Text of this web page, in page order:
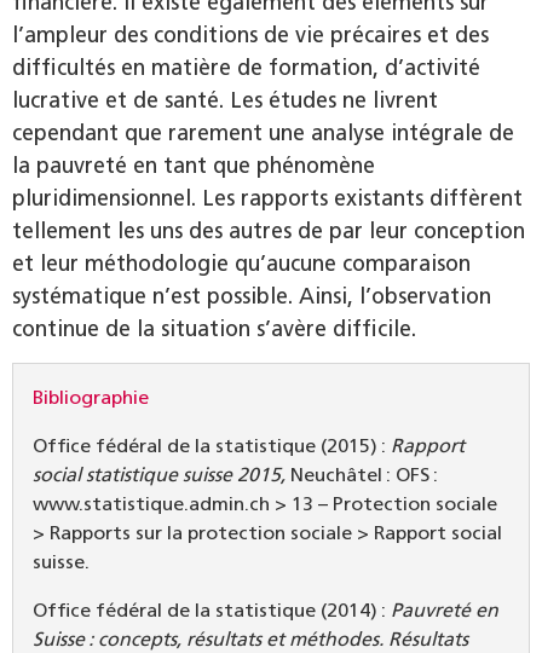
l’ampleur des conditions de vie précaires et des
difficultés en matière de formation, d’activité
lucrative et de santé. Les études ne livrent
cependant que rarement une analyse intégrale de
la pauvreté en tant que phénomène
pluridimensionnel. Les rapports existants diffèrent
tellement les uns des autres de par leur conception
et leur méthodologie qu’aucune comparaison
systématique n’est possible. Ainsi, l’observation
continue de la situation s’avère difficile.
Bibliographie
Office fédéral de la statistique (2015) : Rapport
social statistique suisse 2015, Neuchâtel : OFS :
www.statistique.admin.ch > 13 – Protection sociale
> Rapports sur la protection sociale > Rapport social
suisse.
Office fédéral de la statistique (2014) : Pauvreté en
Suisse : concepts, résultats et méthodes. Résultats